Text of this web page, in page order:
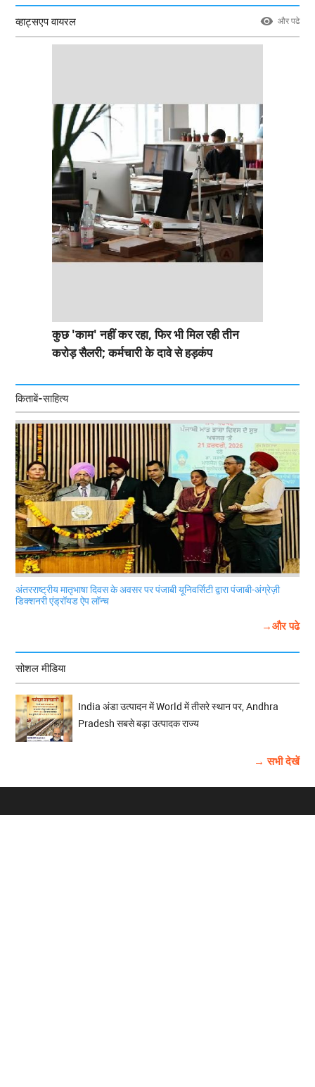
व्हाट्सएप वायरल और पढे
कुछ 'काम' नहीं कर रहा, फिर भी मिल रही तीन
करोड़ सैलरी; कर्मचारी के दावे से हड़कंप
किताबें-साहित्य
अंतरराष्ट्रीय मातृभाषा दिवस के अवसर पर पंजाबी यूनिवर्सिटी द्वारा पंजाबी-अंग्रेज़ी
डिक्शनरी एंड्रॉयड ऐप लॉन्च
→और पढे
सोशल मीडिया
India अंडा उत्पादन में World में तीसरे स्थान पर, Andhra
Pradesh सबसे बड़ा उत्पादक राज्य
→ सभी देखें